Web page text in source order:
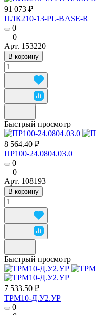
91 073 ₽
ПЛК210-13-PL-BASE-R
0
0
Арт. 153220
В корзину
Быстрый просмотр
8 564.40 ₽
ПР100-24.0804.03.0
0
0
Арт. 108193
В корзину
Быстрый просмотр
7 533.50 ₽
ТРМ10-Д.У2.УР
0